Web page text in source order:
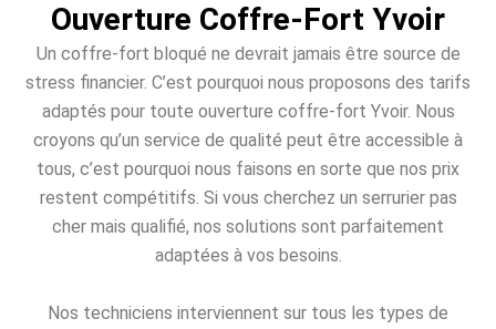
Ouverture Coffre-Fort Yvoir
Un coffre-fort bloqué ne devrait jamais être source de
stress financier. C’est pourquoi nous proposons des tarifs
adaptés pour toute ouverture coffre-fort Yvoir. Nous
croyons qu’un service de qualité peut être accessible à
tous, c’est pourquoi nous faisons en sorte que nos prix
restent compétitifs. Si vous cherchez un serrurier pas
cher mais qualifié, nos solutions sont parfaitement
adaptées à vos besoins.
Nos techniciens interviennent sur tous les types de